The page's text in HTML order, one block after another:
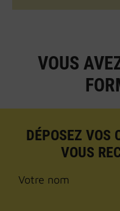
VOUS
DÉPOSEZ VOS
VOUS
Votre nom